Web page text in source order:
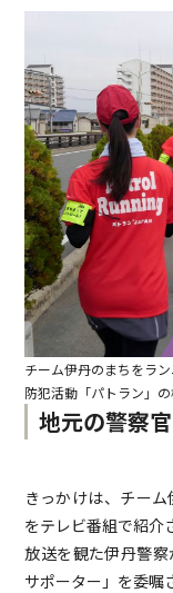
チーム伊丹のまちをラ
防犯活動「パトラン」の
地元の警察
きっかけは、チー
をテレビ番組で紹介
放送を観た伊丹警
サポーター」を委嘱